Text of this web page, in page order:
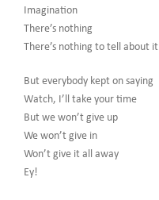
Imagination
There’s nothing
There’s nothing to tell about it
But everybody kept on saying
Watch, I’ll take your time
But we won’t give up
We won’t give in
Won’t give it all away
Ey!